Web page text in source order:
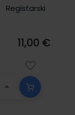
Registarski
11,00 €